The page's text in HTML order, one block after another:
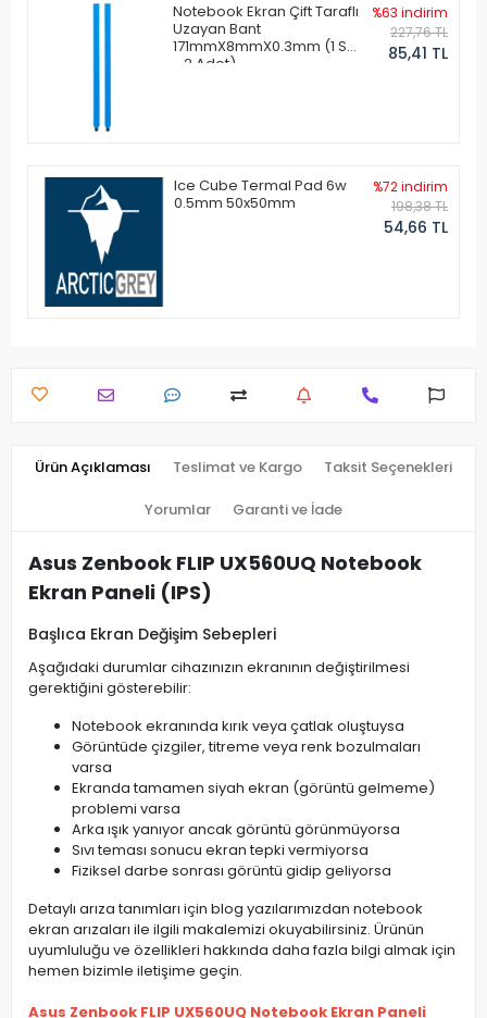
Notebook Ekran Çift Taraflı
Uzayan Bant
171mmX8mmX0.3mm (1 Set
- 2 Adet)
%63 indirim
227,76 TL
85,41 TL
Ice Cube Termal Pad 6w
0.5mm 50x50mm
%72 indirim
198,38 TL
54,66 TL
Ürün Açıklaması Teslimat ve Kargo Taksit Seçenekleri
Yorumlar Garanti ve İade
Asus Zenbook FLIP UX560UQ Notebook
Ekran Paneli (IPS)
Başlıca Ekran Değişim Sebepleri
Aşağıdaki durumlar cihazınızın ekranının değiştirilmesi
gerektiğini gösterebilir:
Notebook ekranında kırık veya çatlak oluştuysa
Görüntüde çizgiler, titreme veya renk bozulmaları
varsa
Ekranda tamamen siyah ekran (görüntü gelmeme)
problemi varsa
Arka ışık yanıyor ancak görüntü görünmüyorsa
Sıvı teması sonucu ekran tepki vermiyorsa
Fiziksel darbe sonrası görüntü gidip geliyorsa
Detaylı arıza tanımları için blog yazılarımızdan notebook
ekran arızaları ile ilgili makalemizi okuyabilirsiniz. Ürünün
uyumluluğu ve özellikleri hakkında daha fazla bilgi almak için
hemen bizimle iletişime geçin.
Asus Zenbook FLIP UX560UQ Notebook Ekran Paneli